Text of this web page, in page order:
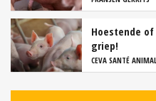
Hoestende
griep!
CEVA SANTÉ